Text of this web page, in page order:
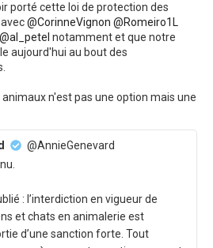
porté cette loi de protection des
@CorinneVignon @Romeiro1L
@al_petel notamment et que notre
aujourd'hui au bout des
animaux n'est pas une option mais une
@AnnieGenevard
: l’interdiction en vigueur de
et chats en animalerie est
d’une sanction forte. Tout